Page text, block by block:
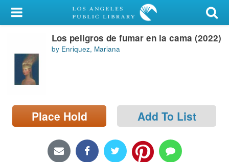
My Account
Library Card
Sign In
Locations/Hours (external
page)
Los peligros de fumar en la cama (2022)
by Enriquez, Mariana
Place Hold Add To List